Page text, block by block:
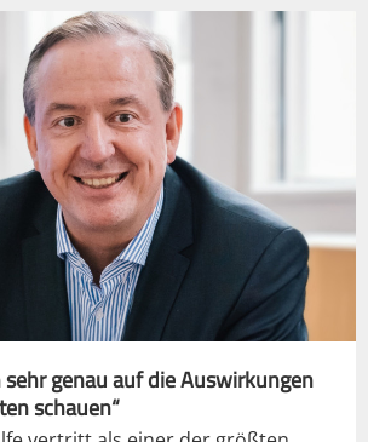
genau auf die Auswirkungen
schauen“